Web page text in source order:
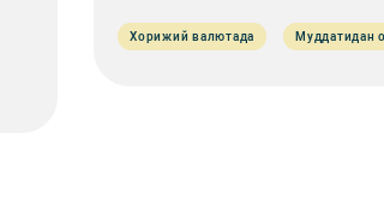
Хорижий валютада Муддатидан